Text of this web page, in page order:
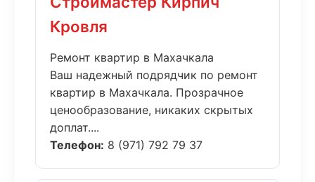
Кровля
Ремонт квартир в Махачкала
Ваш надежный подрядчик по ремонт
квартир в Махачкала. Прозрачное
ценообразование, никаких скрытых
доплат....
Телефон: 8 (971) 792 79 37